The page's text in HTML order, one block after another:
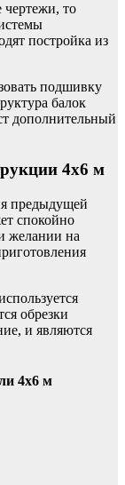
чертежи, то
постройка из
подшивку
балок
дополнительный
4х6 м
предыдущей
спокойно
желании на
обрезки
и являются
4х6 м